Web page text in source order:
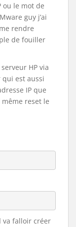
ou le mot de
guy j’ai
rendre
de fouiller
HP via
est aussi
IP que
reset le
va falloir créer